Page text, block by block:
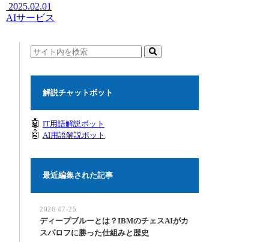
2025.02.01
AIサービス
解説チャットボット
🤖 IT用語解説ボット
🤖 AI用語解説ボット
最近編集された記事
ディープブルーとは？IBMのチェスAIがカ
スパロフに勝った仕組みと歴史
2026-07-25